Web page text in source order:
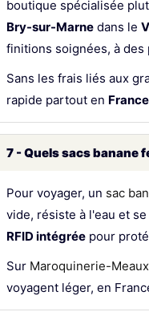
boutique spécialisée
Bry-sur-Marne dans le
finitions soignées, à des
Sans les frais liés aux
rapide partout en
7 - Quels sacs banane
Pour voyager, un sac
vide, résiste à l'eau et
RFID intégrée pour
Sur Maroquinerie-
voyagent léger, en